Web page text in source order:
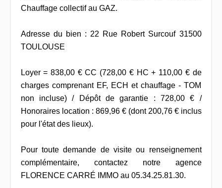
Chauffage collectif au GAZ.
Adresse du bien : 22 Rue Robert Surcouf 31500
TOULOUSE
Loyer = 838,00 € CC (728,00 € HC + 110,00 € de
charges comprenant EF, ECH et chauffage - TOM
non incluse) / Dépôt de garantie : 728,00 € /
Honoraires location : 869,96 € (dont 200,76 € inclus
pour l'état des lieux).
Pour toute demande de visite ou renseignement
complémentaire, contactez notre agence
FLORENCE CARRÉ IMMO au 05.34.25.81.30.